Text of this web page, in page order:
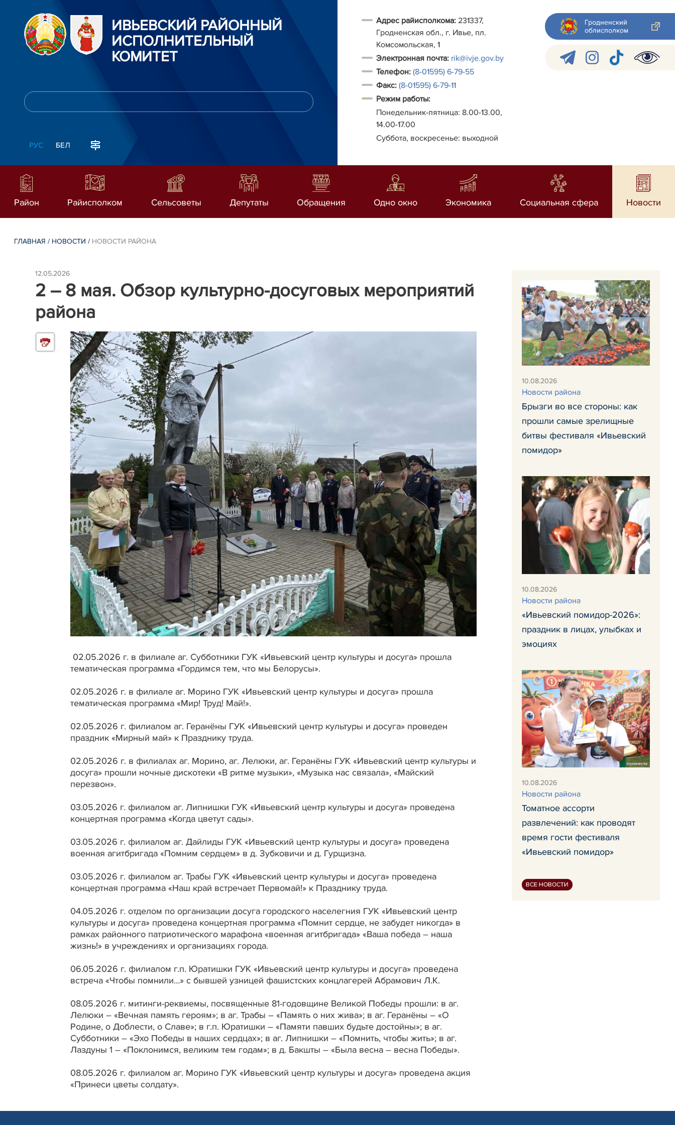
ИВЬЕВСКИЙ РАЙОННЫЙ
ИСПОЛНИТЕЛЬНЫЙ
КОМИТЕТ
РУС БЕЛ
Адрес райисполкома: 231337,
Гродненская обл., г. Ивье, пл.
Комсомольская, 1
Электронная почта: rik@ivje.gov.by
Телефон: (8-01595) 6-79-55
Факс: (8-01595) 6-79-11
Режим работы:
Понедельник-пятница: 8.00-13.00,
14.00-17.00
Суббота, воскресенье: выходной
Гродненский
облисполком
Район Райисполком Сельсоветы Депутаты Обращения Одно окно Экономика Социальная сфера Новости
ГЛАВНАЯ / НОВОСТИ / НОВОСТИ РАЙОНА
12.05.2026
2 – 8 мая. Обзор культурно-досуговых мероприятий
района
02.05.2026 г. в филиале аг. Субботники ГУК «Ивьевский центр культуры и досуга» прошла
тематическая программа «Гордимся тем, что мы Белорусы».
02.05.2026 г. в филиале аг. Морино ГУК «Ивьевский центр культуры и досуга» прошла
тематическая программа «Мир! Труд! Май!».
02.05.2026 г. филиалом аг. Геранёны ГУК «Ивьевский центр культуры и досуга» проведен
праздник «Мирный май» к Празднику труда.
02.05.2026 г. в филиалах аг. Морино, аг. Лелюки, аг. Геранёны ГУК «Ивьевский центр культуры и
досуга» прошли ночные дискотеки «В ритме музыки», «Музыка нас связала», «Майский
перезвон».
03.05.2026 г. филиалом аг. Липнишки ГУК «Ивьевский центр культуры и досуга» проведена
концертная программа «Когда цветут сады».
03.05.2026 г. филиалом аг. Дайлиды ГУК «Ивьевский центр культуры и досуга» проведена
военная агитбригада «Помним сердцем» в д. Зубковичи и д. Гурщизна.
03.05.2026 г. филиалом аг. Трабы ГУК «Ивьевский центр культуры и досуга» проведена
концертная программа «Наш край встречает Первомай!» к Празднику труда.
04.05.2026 г. отделом по организации досуга городского населегния ГУК «Ивьевский центр
культуры и досуга» проведена концертная программа «Помнит сердце, не забудет никогда» в
рамках районного патриотического марафона «военная агитбригада» «Ваша победа – наша
жизнь!» в учреждениях и организациях города.
06.05.2026 г. филиалом г.п. Юратишки ГУК «Ивьевский центр культуры и досуга» проведена
встреча «Чтобы помнили…» с бывшей узницей фашистских концлагерей Абрамович Л.К.
08.05.2026 г. митинги-реквиемы, посвященные 81-годовщине Великой Победы прошли: в аг.
Лелюки – «Вечная память героям»; в аг. Трабы – «Память о них жива»; в аг. Геранёны – «О
Родине, о Доблести, о Славе»; в г.п. Юратишки – «Памяти павших будьте достойны»; в аг.
Субботники – «Эхо Победы в наших сердцах»; в аг. Липнишки – «Помнить, чтобы жить»; в аг.
Лаздуны 1 – «Поклонимся, великим тем годам»; в д. Бакшты – «Была весна – весна Победы».
08.05.2026 г. филиалом аг. Морино ГУК «Ивьевский центр культуры и досуга» проведена акция
«Принеси цветы солдату».
10.08.2026
Новости района
Брызги во все стороны: как
прошли самые зрелищные
битвы фестиваля «Ивьевский
помидор»
10.08.2026
Новости района
«Ивьевский помидор-2026»:
праздник в лицах, улыбках и
эмоциях
10.08.2026
Новости района
Томатное ассорти
развлечений: как проводят
время гости фестиваля
«Ивьевский помидор»
ВСЕ НОВОСТИ